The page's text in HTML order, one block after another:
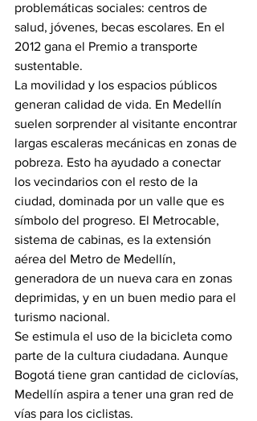
problemáticas sociales: centros de
salud, jóvenes, becas escolares. En el
2012 gana el Premio a transporte
sustentable.
La movilidad y los espacios públicos
generan calidad de vida. En Medellín
suelen sorprender al visitante encontrar
largas escaleras mecánicas en zonas de
pobreza. Esto ha ayudado a conectar
los vecindarios con el resto de la
ciudad, dominada por un valle que es
símbolo del progreso. El Metrocable,
sistema de cabinas, es la extensión
aérea del Metro de Medellín,
generadora de un nueva cara en zonas
deprimidas, y en un buen medio para el
turismo nacional.
Se estimula el uso de la bicicleta como
parte de la cultura ciudadana. Aunque
Bogotá tiene gran cantidad de ciclovías,
Medellín aspira a tener una gran red de
vías para los ciclistas.